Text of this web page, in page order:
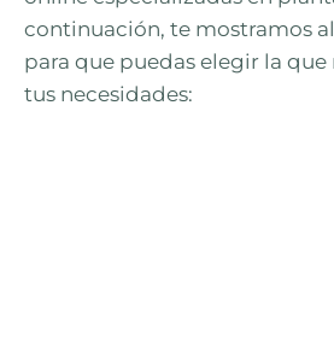
continuación, te mostramos
para que puedas elegir la que
tus necesidades: